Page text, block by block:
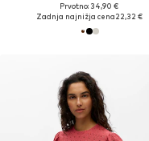
Prvotno: 34,90 €
Zadnja najnižja cena22,32 €